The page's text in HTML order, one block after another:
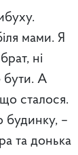
мами. Я
ні
бути. А
сталося.
будинку, –
та донька